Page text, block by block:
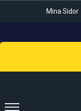
Mina Sidor